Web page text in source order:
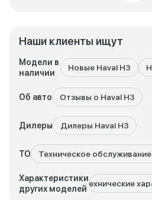
Наши клиенты ищут
Модели в
наличии
Новые Haval H3
Об авто Отзывы о Haval H3
Дилеры Дилеры Haval H3
ТО Техническое обслуживание
Характеристики
других моделей
Технические